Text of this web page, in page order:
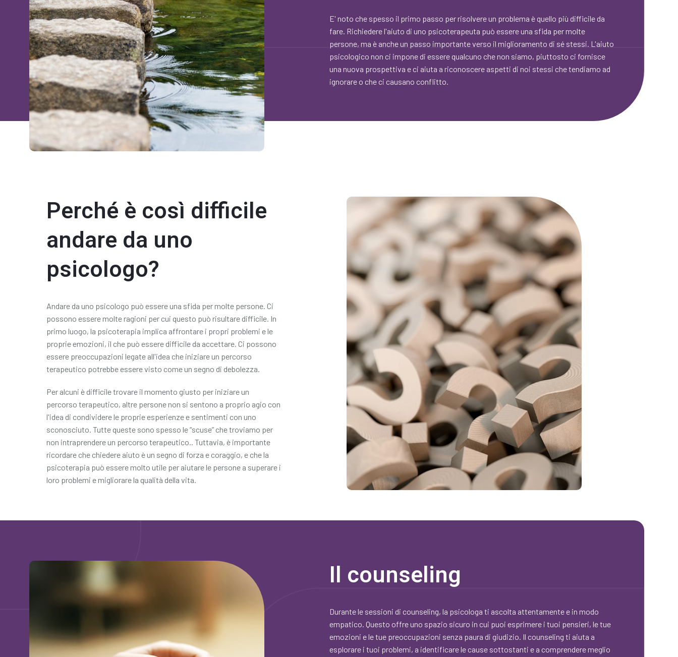
E' noto che spesso il primo passo per risolvere un problema è quello più difficile da
fare. Richiedere l'aiuto di uno psicoterapeuta può essere una sfida per molte
persone, ma è anche un passo importante verso il miglioramento di sé stessi. L'aiuto
psicologico non ci impone di essere qualcuno che non siamo, piuttosto ci fornisce
una nuova prospettiva e ci aiuta a riconoscere aspetti di noi stessi che tendiamo ad
ignorare o che ci causano conflitto.
Perché è così difficile
andare da uno
psicologo?
Andare da uno psicologo può essere una sfida per molte persone. Ci
possono essere molte ragioni per cui questo può risultare difficile. In
primo luogo, la psicoterapia implica affrontare i propri problemi e le
proprie emozioni, il che può essere difficile da accettare. Ci possono
essere preoccupazioni legate all'idea che iniziare un percorso
terapeutico potrebbe essere visto come un segno di debolezza.
Per alcuni è difficile trovare il momento giusto per iniziare un
percorso terapeutico, altre persone non si sentono a proprio agio con
l'idea di condividere le proprie esperienze e sentimenti con uno
sconosciuto. Tutte queste sono spesso le “scuse” che troviamo per
non intraprendere un percorso terapeutico.. Tuttavia, è importante
ricordare che chiedere aiuto è un segno di forza e coraggio, e che la
psicoterapia può essere molto utile per aiutare le persone a superare i
loro problemi e migliorare la qualità della vita.
Il counseling
Durante le sessioni di counseling, la psicologa ti ascolta attentamente e in modo
empatico. Questo offre uno spazio sicuro in cui puoi esprimere i tuoi pensieri, le tue
emozioni e le tue preoccupazioni senza paura di giudizio. Il counseling ti aiuta a
esplorare i tuoi problemi, a identificare le cause sottostanti e a comprendere meglio